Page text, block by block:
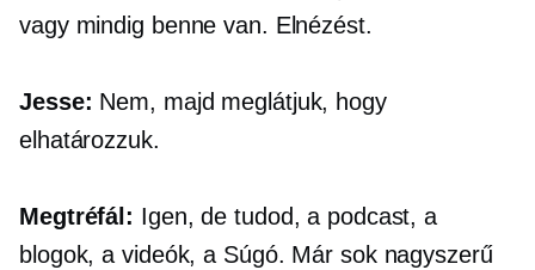
vagy mindig benne van. Elnézést.
Jesse: Nem, majd meglátjuk, hogy
elhatározzuk.
Megtréfál: Igen, de tudod, a podcast, a
blogok, a videók, a Súgó. Már sok nagyszerű